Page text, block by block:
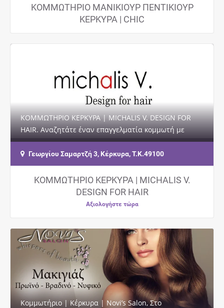
ΚΟΜΜΩΤΗΡΙΟ ΜΑΝΙΚΙΟΥΡ ΠΕΝΤΙΚΙΟΥΡ
ΚΕΡΚΥΡΑ | CHIC
ΚΟΜΜΩΤΗΡΙΟ ΚΕΡΚΥΡΑ | MICHALIS V. DESIGN FOR
HAIR. Αναζητάτε έναν επαγγελματία κομμωτή με
ειδίκευση σε θέματα ομορφιάς και περιποίησης των…
Γεωργίου Σαμαρτζή 3, Κέρκυρα, Τ.Κ.49100
ΚΟΜΜΩΤΗΡΙΟ ΚΕΡΚΥΡΑ | MICHALIS V.
DESIGN FOR HAIR
Αξιολογήστε τώρα
Κομμωτήριο | Κέρκυρα | Novi’s Salon, Στο